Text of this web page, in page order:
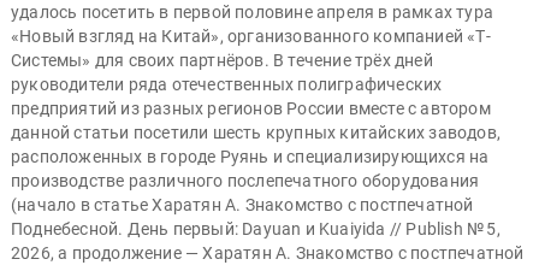
удалось посетить в первой половине апреля в рамках тура
«Новый взгляд на Китай», организованного компанией «Т-
Системы» для своих партнёров. В течение трёх дней
руководители ряда отечественных полиграфических
предприятий из разных регионов России вместе с автором
данной статьи посетили шесть крупных китайских заводов,
расположенных в городе Руянь и специализирующихся на
производстве различного послепечатного оборудования
(начало в статье Харатян А. Знакомство с постпечатной
Поднебесной. День первый: Dayuan и Kuaiyida // Publish № 5,
2026, а продолжение — Харатян А. Знакомство с постпечатной